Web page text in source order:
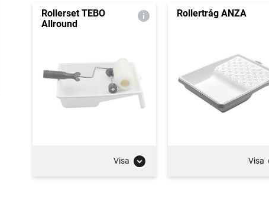
Rollerset TEBO
Allround
Visa
Rollertråg ANZA
Visa